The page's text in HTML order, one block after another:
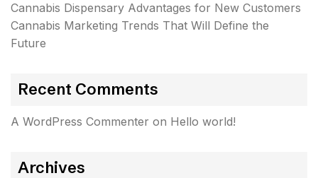
Cannabis Dispensary Advantages for New Customers
Cannabis Marketing Trends That Will Define the
Future
Recent Comments
A WordPress Commenter on Hello world!
Archives